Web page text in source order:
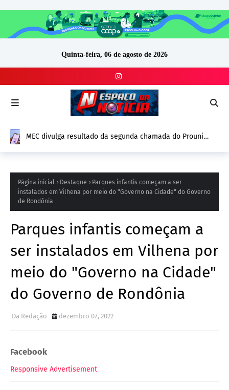
Quinta-feira, 06 de agosto de 2026
MEC divulga resultado da segunda chamada do Prouni
Página inicial Destaque
Parques infantis começam a ser
instalados em Vilhena por meio do "Governo na Cidade" do Governo
de Rondônia
Parques infantis começam a
ser instalados em Vilhena por
meio do "Governo na Cidade"
do Governo de Rondônia
Da Redação dezembro 07, 2022
Facebook
Responsive Advertisement